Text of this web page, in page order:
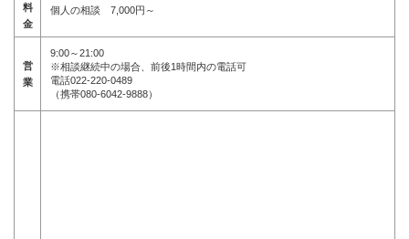
料
金
個人の相談 7,000円～
営
業
9:00～21:00
※相談継続中の場合、前後1時間内の電話可
電話022-220-0489
（携帯080-6042-9888）